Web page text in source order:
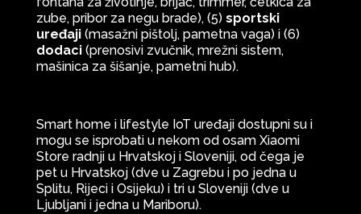
zube, pribor za negu brade), (5) sportski
uređaji (masažni pištolj, pametna vaga) i (6)
dodaci(prenosivi zvučnik, mrežni sistem,
mašinica za šišanje, pametni hub).
Smart home i lifestyle IoT uređaji dostupni su i
mogu se isprobati u nekom od osam Xiaomi
Store radnji u Hrvatskoj i Sloveniji, od čega je
pet u Hrvatskoj (dve u Zagrebu i po jedna u
Splitu, Rijeci i Osijeku) i tri u Sloveniji (dve u
Ljubljani i jedna u Mariboru).